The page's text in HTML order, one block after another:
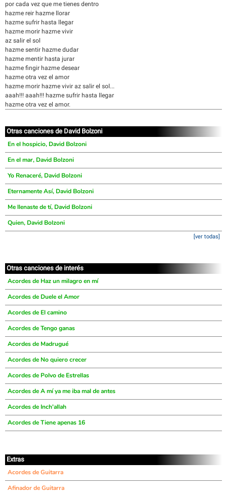
por cada vez que me tienes dentro
hazme reir hazme llorar
hazme sufrir hasta llegar
hazme morir hazme vivir
az salir el sol
hazme sentir hazme dudar
hazme mentir hasta jurar
hazme fingir hazme desear
hazme otra vez el amor
hazme morir hazme vivir az salir el sol...
aaah!!! aaah!!! hazme sufrir hasta llegar
hazme otra vez el amor.
Otras canciones de David Bolzoni
En el hospicio, David Bolzoni
En el mar, David Bolzoni
Yo Renaceré, David Bolzoni
Eternamente Así, David Bolzoni
Me llenaste de tí, David Bolzoni
Quien, David Bolzoni
[ver todas]
Otras canciones de interés
Acordes de Haz un milagro en mí
Acordes de Duele el Amor
Acordes de El camino
Acordes de Tengo ganas
Acordes de Madrugué
Acordes de No quiero crecer
Acordes de Polvo de Estrellas
Acordes de A mí ya me iba mal de antes
Acordes de Inch'allah
Acordes de Tiene apenas 16
Extras
Acordes de Guitarra
Afinador de Guitarra